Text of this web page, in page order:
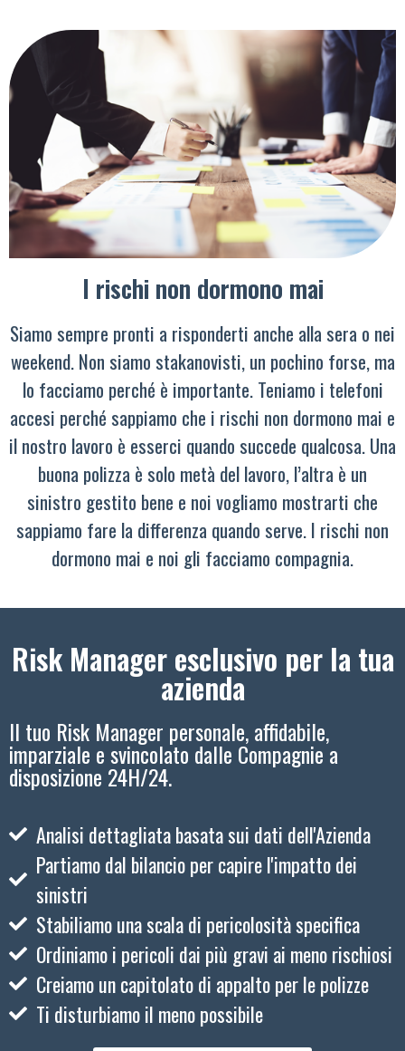
I rischi non dormono mai
Siamo sempre pronti a risponderti anche alla sera o nei
weekend. Non siamo stakanovisti, un pochino forse, ma
lo facciamo perché è importante. Teniamo i telefoni
accesi perché sappiamo che i rischi non dormono mai e
il nostro lavoro è esserci quando succede qualcosa. Una
buona polizza è solo metà del lavoro, l’altra è un
sinistro gestito bene e noi vogliamo mostrarti che
sappiamo fare la differenza quando serve. I rischi non
dormono mai e noi gli facciamo compagnia.
Risk Manager esclusivo per la tua
azienda
Il tuo Risk Manager personale, affidabile,
imparziale e svincolato dalle Compagnie a
disposizione 24H/24.
Analisi dettagliata basata sui dati dell'Azienda
Partiamo dal bilancio per capire l'impatto dei
sinistri
Stabiliamo una scala di pericolosità specifica
Ordiniamo i pericoli dai più gravi ai meno rischiosi
Creiamo un capitolato di appalto per le polizze
Ti disturbiamo il meno possibile